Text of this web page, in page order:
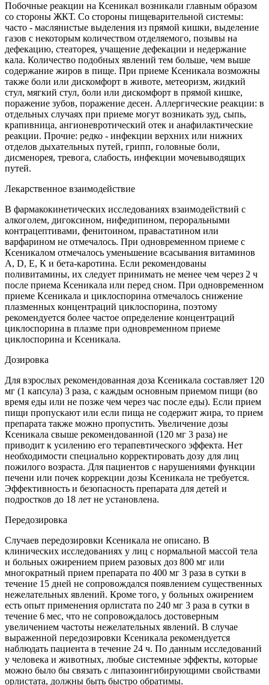
Побочные реакции на Ксеникал возникали главным образом
со стороны ЖКТ. Со стороны пищеварительной системы:
часто - маслянистые выделения из прямой кишки, выделение
газов с некоторым количеством отделяемого, позывы на
дефекацию, стеаторея, учащение дефекации и недержание
кала. Количество подобных явлений тем больше, чем выше
содержание жиров в пище. При приеме Ксеникала возможны
также боли или дискомфорт в животе, метеоризм, жидкий
стул, мягкий стул, боли или дискомфорт в прямой кишке,
поражение зубов, поражение десен. Аллергические реакции: в
отдельных случаях при приеме могут возникать зуд, сыпь,
крапивница, ангионевротический отек и анафилактические
реакции. Прочие: редко - инфекции верхних или нижних
отделов дыхательных путей, грипп, головные боли,
дисменорея, тревога, слабость, инфекции мочевыводящих
путей.
Лекарственное взаимодействие
В фармакокинетических исследованиях взаимодействий с
алкоголем, дигоксином, нифедипином, пероральными
контрацептивами, фенитоином, правастатином или
варфарином не отмечалось. При одновременном приеме с
Ксеникалом отмечалось уменьшение всасывания витаминов
A, D, Е, К и бета-каротина. Если рекомендованы
поливитамины, их следует принимать не менее чем через 2 ч
после приема Ксеникала или перед сном. При одновременном
приеме Ксеникала и циклоспорина отмечалось снижение
плазменных концентраций циклоспорина, поэтому
рекомендуется более частое определение концентраций
циклоспорина в плазме при одновременном приеме
циклоспорина и Ксеникала.
Дозировка
Для взрослых рекомендованная доза Ксеникала составляет 120
мг (1 капсула) 3 раза, с каждым основным приемом пищи (во
время еды или не позже чем через час после еды). Если прием
пищи пропускают или если пища не содержит жира, то прием
препарата также можно пропустить. Увеличение дозы
Ксеникала свыше рекомендованной (120 мг 3 раза) не
приводит к усилению его терапевтического эффекта. Нет
необходимости специально корректировать дозу для лиц
пожилого возраста. Для пациентов с нарушениями функции
печени или почек коррекции дозы Ксеникала не требуется.
Эффективность и безопасность препарата для детей и
подростков до 18 лет не установлена.
Передозировка
Случаев передозировки Ксеникала не описано. В
клинических исследованиях у лиц с нормальной массой тела
и больных ожирением прием разовых доз 800 мг или
многократный прием препарата по 400 мг 3 раза в сутки в
течение 15 дней не сопровождался появлением существенных
нежелательных явлений. Кроме того, у больных ожирением
есть опыт применения орлистата по 240 мг 3 раза в сутки в
течение 6 мес, что не сопровождалось достоверным
увеличением частоты нежелательных явлений. В случае
выраженной передозировки Ксеникала рекомендуется
наблюдать пациента в течение 24 ч. По данным исследований
у человека и животных, любые системные эффекты, которые
можно было бы связать с липазоингибирующими свойствами
орлистата, должны быть быстро обратимы.